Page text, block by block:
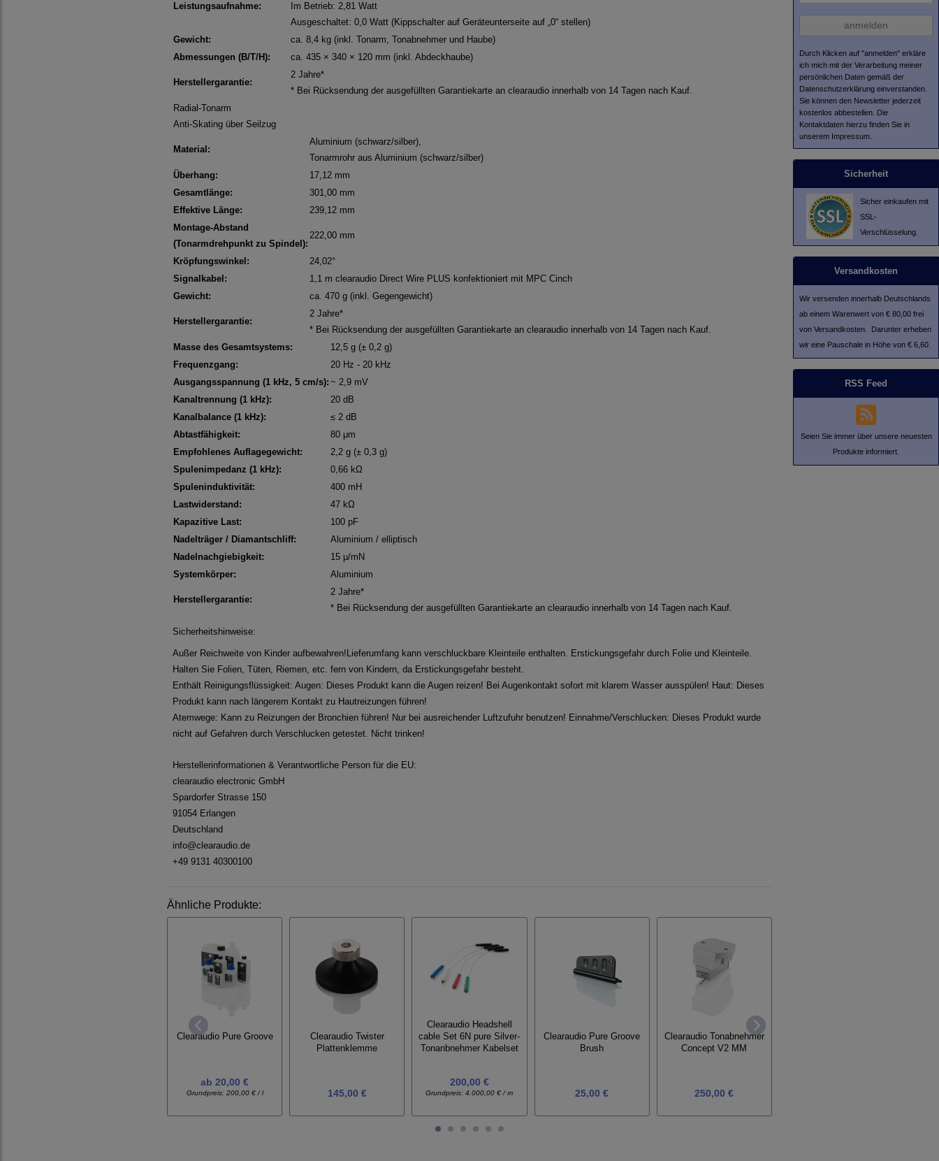
Leistungsaufnahme:
Im Betrieb: 2,81 Watt
Ausgeschaltet: 0,0 Watt (Kippschalter auf Geräteunterseite auf „0“ stellen)
Gewicht:
ca. 8,4 kg (inkl. Tonarm, Tonabnehmer und Haube)
Abmessungen (B/T/H):
ca. 435 × 340 × 120 mm (inkl. Abdeckhaube)
Herstellergarantie:
2 Jahre*
* Bei Rücksendung der ausgefüllten Garantiekarte an clearaudio innerhalb von 14 Tagen nach Kauf.
Radial-Tonarm
Anti-Skating über Seilzug
Material:
Aluminium (schwarz/silber),
Tonarmrohr aus Aluminium (schwarz/silber)
Überhang:
17,12 mm
Gesamtlänge:
301,00 mm
Effektive Länge:
239,12 mm
Montage-Abstand
(Tonarmdrehpunkt zu Spindel):
222,00 mm
Kröpfungswinkel:
24,02°
Signalkabel:
1,1 m clearaudio Direct Wire PLUS konfektioniert mit MPC Cinch
Gewicht:
ca. 470 g (inkl. Gegengewicht)
Herstellergarantie:
2 Jahre*
* Bei Rücksendung der ausgefüllten Garantiekarte an clearaudio innerhalb von 14 Tagen nach Kauf.
Masse des Gesamtsystems:
12,5 g (± 0,2 g)
Frequenzgang:
20 Hz - 20 kHz
Ausgangsspannung (1 kHz, 5 cm/s): ~ 2,9 mV
Kanaltrennung (1 kHz):
20 dB
Kanalbalance (1 kHz):
≤ 2 dB
Abtastfähigkeit:
80 μm
Empfohlenes Auflagegewicht:
2,2 g (± 0,3 g)
Spulenimpedanz (1 kHz):
0,66 kΩ
Spuleninduktivität:
400 mH
Lastwiderstand:
47 kΩ
Kapazitive Last:
100 pF
Nadelträger / Diamantschliff:
Aluminium / elliptisch
Nadelnachgiebigkeit:
15 µ/mN
Systemkörper:
Aluminium
Herstellergarantie:
2 Jahre*
* Bei Rücksendung der ausgefüllten Garantiekarte an clearaudio innerhalb von 14 Tagen nach Kauf.
Sicherheitshinweise:
Außer Reichweite von Kinder aufbewahren!Lieferumfang kann verschluckbare Kleinteile enthalten. Erstickungsgefahr durch Folie und Kleinteile.
Halten Sie Folien, Tüten, Riemen, etc. fern von Kindern, da Erstickungsgefahr besteht.
Enthält Reinigungsflüssigkeit: Augen: Dieses Produkt kann die Augen reizen! Bei Augenkontakt sofort mit klarem Wasser ausspülen! Haut: Dieses
Produkt kann nach längerem Kontakt zu Hautreizungen führen!
Atemwege: Kann zu Reizungen der Bronchien führen! Nur bei ausreichender Luftzufuhr benutzen! Einnahme/Verschlucken: Dieses Produkt wurde
nicht auf Gefahren durch Verschlucken getestet. Nicht trinken!
Herstellerinformationen & Verantwortliche Person für die EU:
clearaudio electronic GmbH
Spardorfer Strasse 150
91054 Erlangen
Deutschland
info@clearaudio.de
+49 9131 40300100
Ähnliche Produkte:
Clearaudio Pure Groove
ab 20,00 €
Grundpreis: 200,00 € / l
Clearaudio Twister
Plattenklemme
145,00 €
Clearaudio Headshell
cable Set 6N pure Silver-
Tonanbnehmer Kabelset
200,00 €
Grundpreis:4.000,00 € / m
Clearaudio Pure Groove
Brush
25,00 €
Clearaudio Tonabnehmer
Concept V2 MM
250,00 €
anmelden
Durch Klicken auf "anmelden" erkläre
ich mich mit der Verarbeitung meiner
persönlichen Daten gemäß der
Datenschutzerklärung einverstanden.
Sie können den Newsletter jederzeit
kostenlos abbestellen. Die
Kontaktdaten hierzu finden Sie in
unserem Impressum.
Sicherheit
Sicher einkaufen mit
SSL-
Verschlüsselung.
Versandkosten
Wir versenden innerhalb Deutschlands
ab einem Warenwert von € 80,00 frei
von Versandkosten. Darunter erheben
wir eine Pauschale in Höhe von € 6,60.
RSS Feed
Seien Sie immer über unsere neuesten
Produkte informiert.